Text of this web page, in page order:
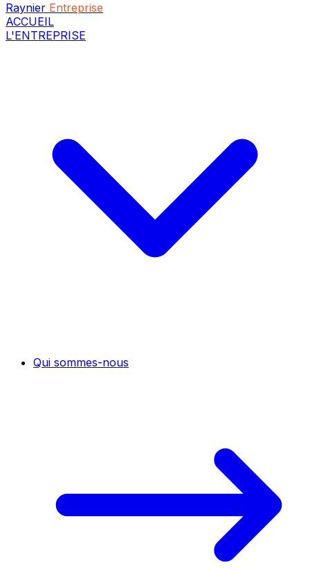
Raynier Entreprise
ACCUEIL
L'ENTREPRISE
Qui sommes-nous